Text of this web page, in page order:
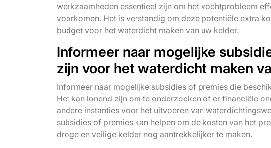
werkzaamheden essentieel zijn om het vochtprobleem
voorkomen. Het is verstandig om deze potentiële extra
budget voor het waterdicht maken van uw kelder.
Informeer naar mogelijke
zijn voor het waterdicht maken
Informeer naar mogelijke subsidies of premies die
Het kan lonend zijn om te onderzoeken of er financiële
andere instanties voor het uitvoeren van
subsidies of premies kan helpen om de kosten van het
droge en veilige kelder nog aantrekkelijker te maken.